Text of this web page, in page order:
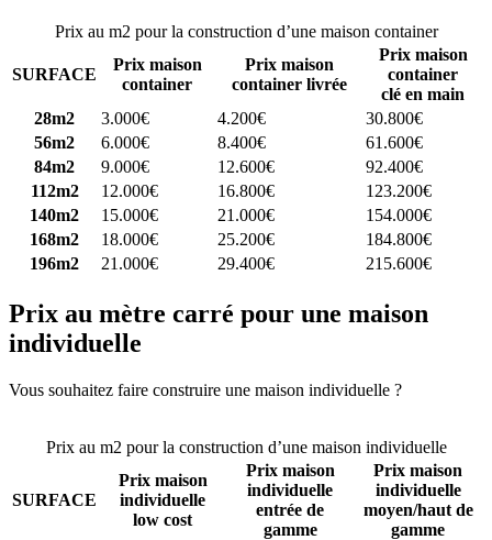
Prix au m2 pour la construction d’une maison container
SURFACE
Prix maison
container
Prix maison
container livrée
Prix maison
container
clé en main
28m2
3.000€ 4.200€
30.800€
56m2
6.000€ 8.400€
61.600€
84m2
9.000€ 12.600€
92.400€
112m2
12.000€ 16.800€
123.200€
140m2
15.000€ 21.000€
154.000€
168m2
18.000€ 25.200€
184.800€
196m2
21.000€ 29.400€ 215.600€
Prix au mètre carré pour une maison
individuelle
Vous souhaitez faire construire une maison individuelle ?
Prix au m2 pour la construction d’une maison individuelle
SURFACE
Prix maison
individuelle
low cost
Prix maison
individuelle
entrée de
gamme
Prix maison
individuelle
moyen/haut de
gamme